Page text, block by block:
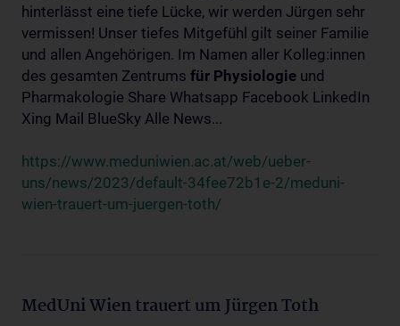
hinterlässt eine tiefe Lücke, wir werden Jürgen sehr
vermissen! Unser tiefes Mitgefühl gilt seiner Familie
und allen Angehörigen. Im Namen aller Kolleg:innen
des gesamten Zentrums für Physiologie und
Pharmakologie Share Whatsapp Facebook LinkedIn
Xing Mail BlueSky Alle News...
https://www.meduniwien.ac.at/web/ueber-
uns/news/2023/default-34fee72b1e-2/meduni-
wien-trauert-um-juergen-toth/
MedUni Wien trauert um Jürgen Toth